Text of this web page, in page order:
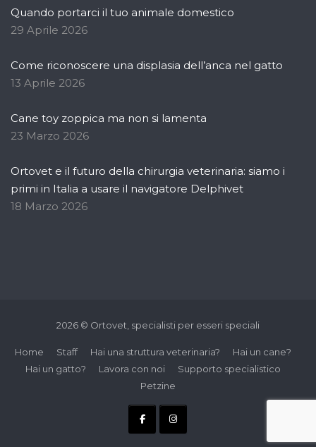
Quando portarci il tuo animale domestico
29 Aprile 2026
Come riconoscere una displasia dell’anca nel gatto
13 Aprile 2026
Cane toy zoppica ma non si lamenta
23 Marzo 2026
Ortovet e il futuro della chirurgia veterinaria: siamo i
primi in Italia a usare il navigatore Delphivet
18 Marzo 2026
2026 © Ortovet, specialisti per esseri speciali
Home Staff Hai una struttura veterinaria?
Hai un cane?
Hai un gatto?
Lavora con noi
Supporto specialistico
Petzine